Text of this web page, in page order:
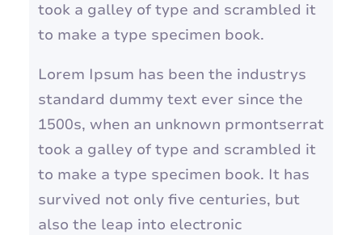
took a galley of type and scrambled it
to make a type specimen book.
Lorem Ipsum has been the industrys
standard dummy text ever since the
1500s, when an unknown prmontserrat
took a galley of type and scrambled it
to make a type specimen book. It has
survived not only five centuries, but
also the leap into electronic